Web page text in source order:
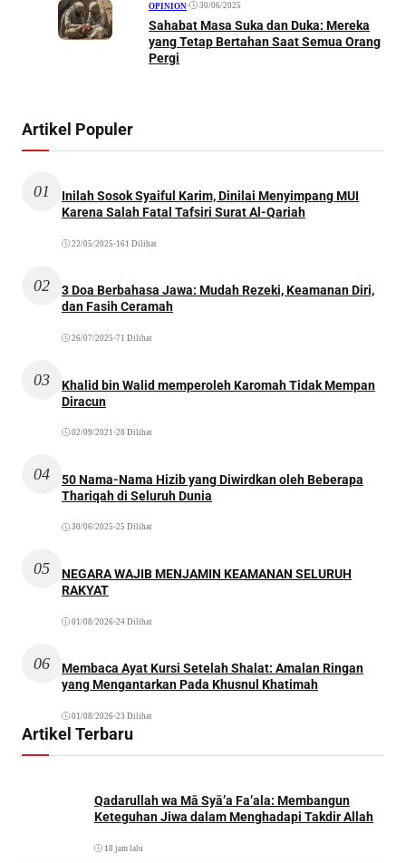
OPINION• 30/06/2025
Sahabat Masa Suka dan Duka: Mereka
yang Tetap Bertahan Saat Semua Orang
Pergi
Artikel Populer
01
Inilah Sosok Syaiful Karim, Dinilai Menyimpang MUI
Karena Salah Fatal Tafsiri Surat Al-Qariah
22/05/2025 •161 Dilihat
02
3 Doa Berbahasa Jawa: Mudah Rezeki, Keamanan Diri,
dan Fasih Ceramah
26/07/2025 •71 Dilihat
03
Khalid bin Walid memperoleh Karomah Tidak Mempan
Diracun
02/09/2021 •28 Dilihat
04
50 Nama-Nama Hizib yang Diwirdkan oleh Beberapa
Thariqah di Seluruh Dunia
30/06/2025 •25 Dilihat
05
NEGARA WAJIB MENJAMIN KEAMANAN SELURUH
RAKYAT
01/08/2026•24 Dilihat
06
Membaca Ayat Kursi Setelah Shalat: Amalan Ringan
yang Mengantarkan Pada Khusnul Khatimah
01/08/2026•23 Dilihat
Artikel Terbaru
Qadarullah wa Mā Syā’a Fa’ala: Membangun
Keteguhan Jiwa dalam Menghadapi Takdir Allah
18 jam lalu